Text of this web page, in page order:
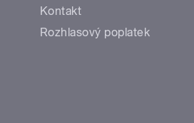
Kontakt
Rozhlasový poplatek